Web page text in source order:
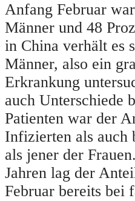
Anfang Februar
Männer und 48
in China verhält es
Männer, also ein
Erkrankung
auch Unterschiede
Patienten war der
Infizierten als auch
als jener der
Jahren lag der
Februar bereits bei